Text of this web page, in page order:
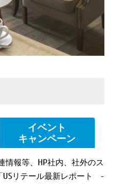
イベント
キャンペーン
情報等、HP社内、社外のス
USリテール最新レポート -